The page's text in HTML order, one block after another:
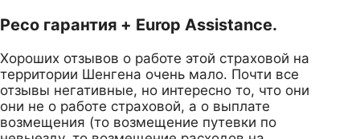
Ресо гарантия + Europ Assistance.
Хороших отзывов о работе этой страховой на
территории Шенгена очень мало. Почти все
отзывы негативные, но интересно то, что они
они не о работе страховой, а о выплате
возмещения (то возмещение путевки по